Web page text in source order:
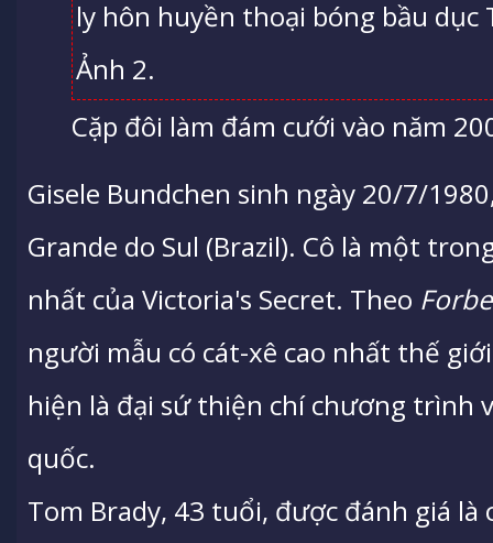
Cặp đôi làm đám cưới vào năm
Gisele Bundchen sinh ngày 20/7/
Grande do Sul (Brazil). Cô là một
nhất của Victoria's Secret. Theo
người mẫu có cát-xê cao nhất thế
hiện là đại sứ thiện chí chương trình
quốc.
Tom Brady, 43 tuổi, được đánh giá